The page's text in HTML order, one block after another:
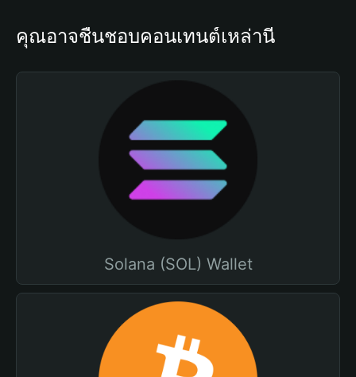
คุณอาจชื่นชอบคอนเทนต์เหล่านี้
Solana (SOL) Wallet